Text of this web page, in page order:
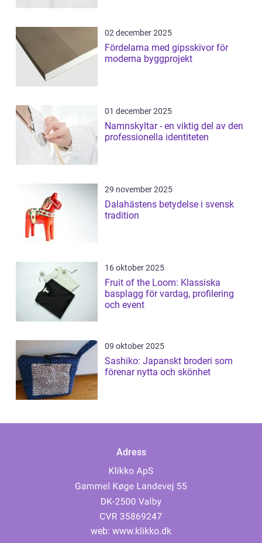
02 december 2025
Fördelarna med gipsskivor för
moderna byggprojekt
01 december 2025
Namnskyltar - en viktig del av den
professionella identiteten
29 november 2025
Dalahästens betydelse i svensk
tradition
16 oktober 2025
Fruit of the Loom: Klassiska
basplagg för vardag, profilering
och event
09 oktober 2025
Sashiko: Japanskt broderi som
förenar nytta och skönhet
Adress
web: www.klikko.dk